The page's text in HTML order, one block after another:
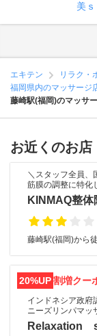
美
エキテン リラク・
福岡県内のマッサージ
藤崎駅(福岡)のマッサ
お近くのお店
＼スタッフ全員、
筋膜の調整に特化
KINMAQ整
藤崎駅(福岡)から
20%UP割増クー
インドネシア政府
ニーズリンパマ
Relaxation